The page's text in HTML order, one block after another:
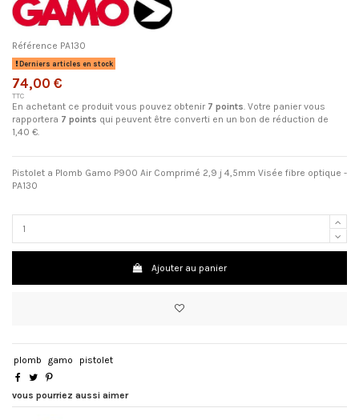
Référence PA130
Derniers articles en stock
74,00 €
TTC
En achetant ce produit vous pouvez obtenir 7 points. Votre panier vous
rapportera 7 points qui peuvent être converti en un bon de réduction de
1,40 €.
Pistolet a Plomb Gamo P900 Air Comprimé 2,9 j 4,5mm Visée fibre optique -
PA130
Ajouter au panier
plomb gamo pistolet
vous pourriez aussi aimer